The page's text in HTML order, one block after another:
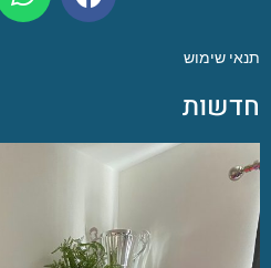
תנאי שימוש
חדשות